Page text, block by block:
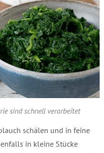
sind schnell verarbeitet
schälen und in feine
in kleine Stücke